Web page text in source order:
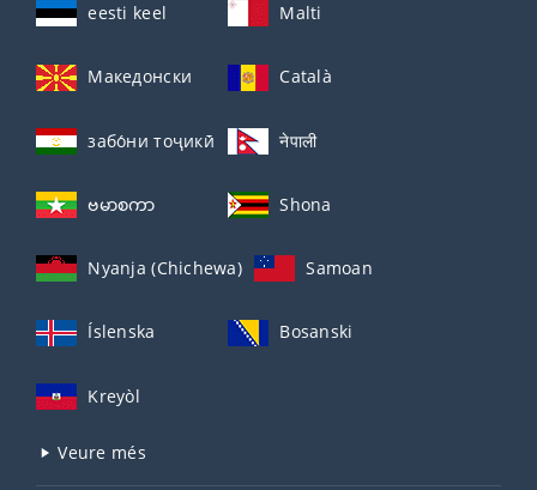
eesti keel Malti
Македонски Català
забо́ни тоҷикӣ́ नेपाली
ဗမာစကာ Shona
Nyanja (Chichewa) Samoan
Íslenska Bosanski
Kreyòl
Veure més